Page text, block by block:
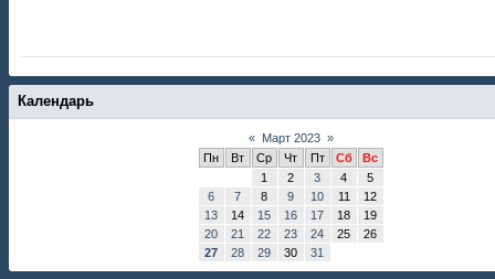
Календарь
« Март 2023 »
Пн
Вт Ср Чт Пт Сб
Вс
1
2 3 4
5
6
7 8 9 10 11
12
13
14 15 16 17 18
19
20
21 22 23 24 25
26
27
28 29 30 31